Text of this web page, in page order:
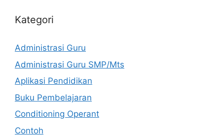
Kategori
Administrasi Guru
Administrasi Guru SMP/Mts
Aplikasi Pendidikan
Buku Pembelajaran
Conditioning Operant
Contoh